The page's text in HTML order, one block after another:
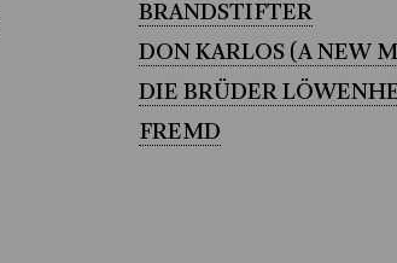
BRANDSTIFTER
DON KARLOS (A NEW
DIE BRÜDER
FREMD